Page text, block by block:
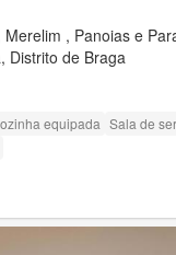
, Panoias e
Distrito de Braga
equipada Sala de